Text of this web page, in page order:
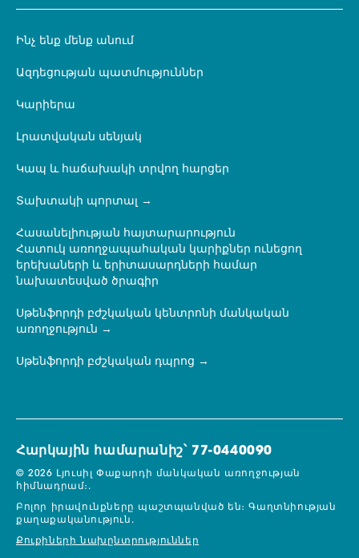
Ինչ ենք մենք անում
Ազդեցության պատմություններ
Կարիերա
Լրատվական սենյակ
Կապ և հաճախակի տրվող հարցեր
Տախտակի պորտալ
Հասանելիության հայտարարություն
Հատուկ առողջապահական կարիքներ ունեցող
երեխաների և երիտասարդների համար
նախատեսված ծրագիր
Սթենֆորդի բժշկական կենտրոնի մանկական
առողջություն
Սթենֆորդի բժշկական դպրոց
Հարկային համարանիշ՝ 77-0440090
© 2026 Լյուսիլ Փաքարդի մանկական առողջության
հիմնադրամ։.
Բոլոր իրավունքները պաշտպանված են։Գաղտնիության
քաղաքականություն.
Քուքիների նախընտրություններ